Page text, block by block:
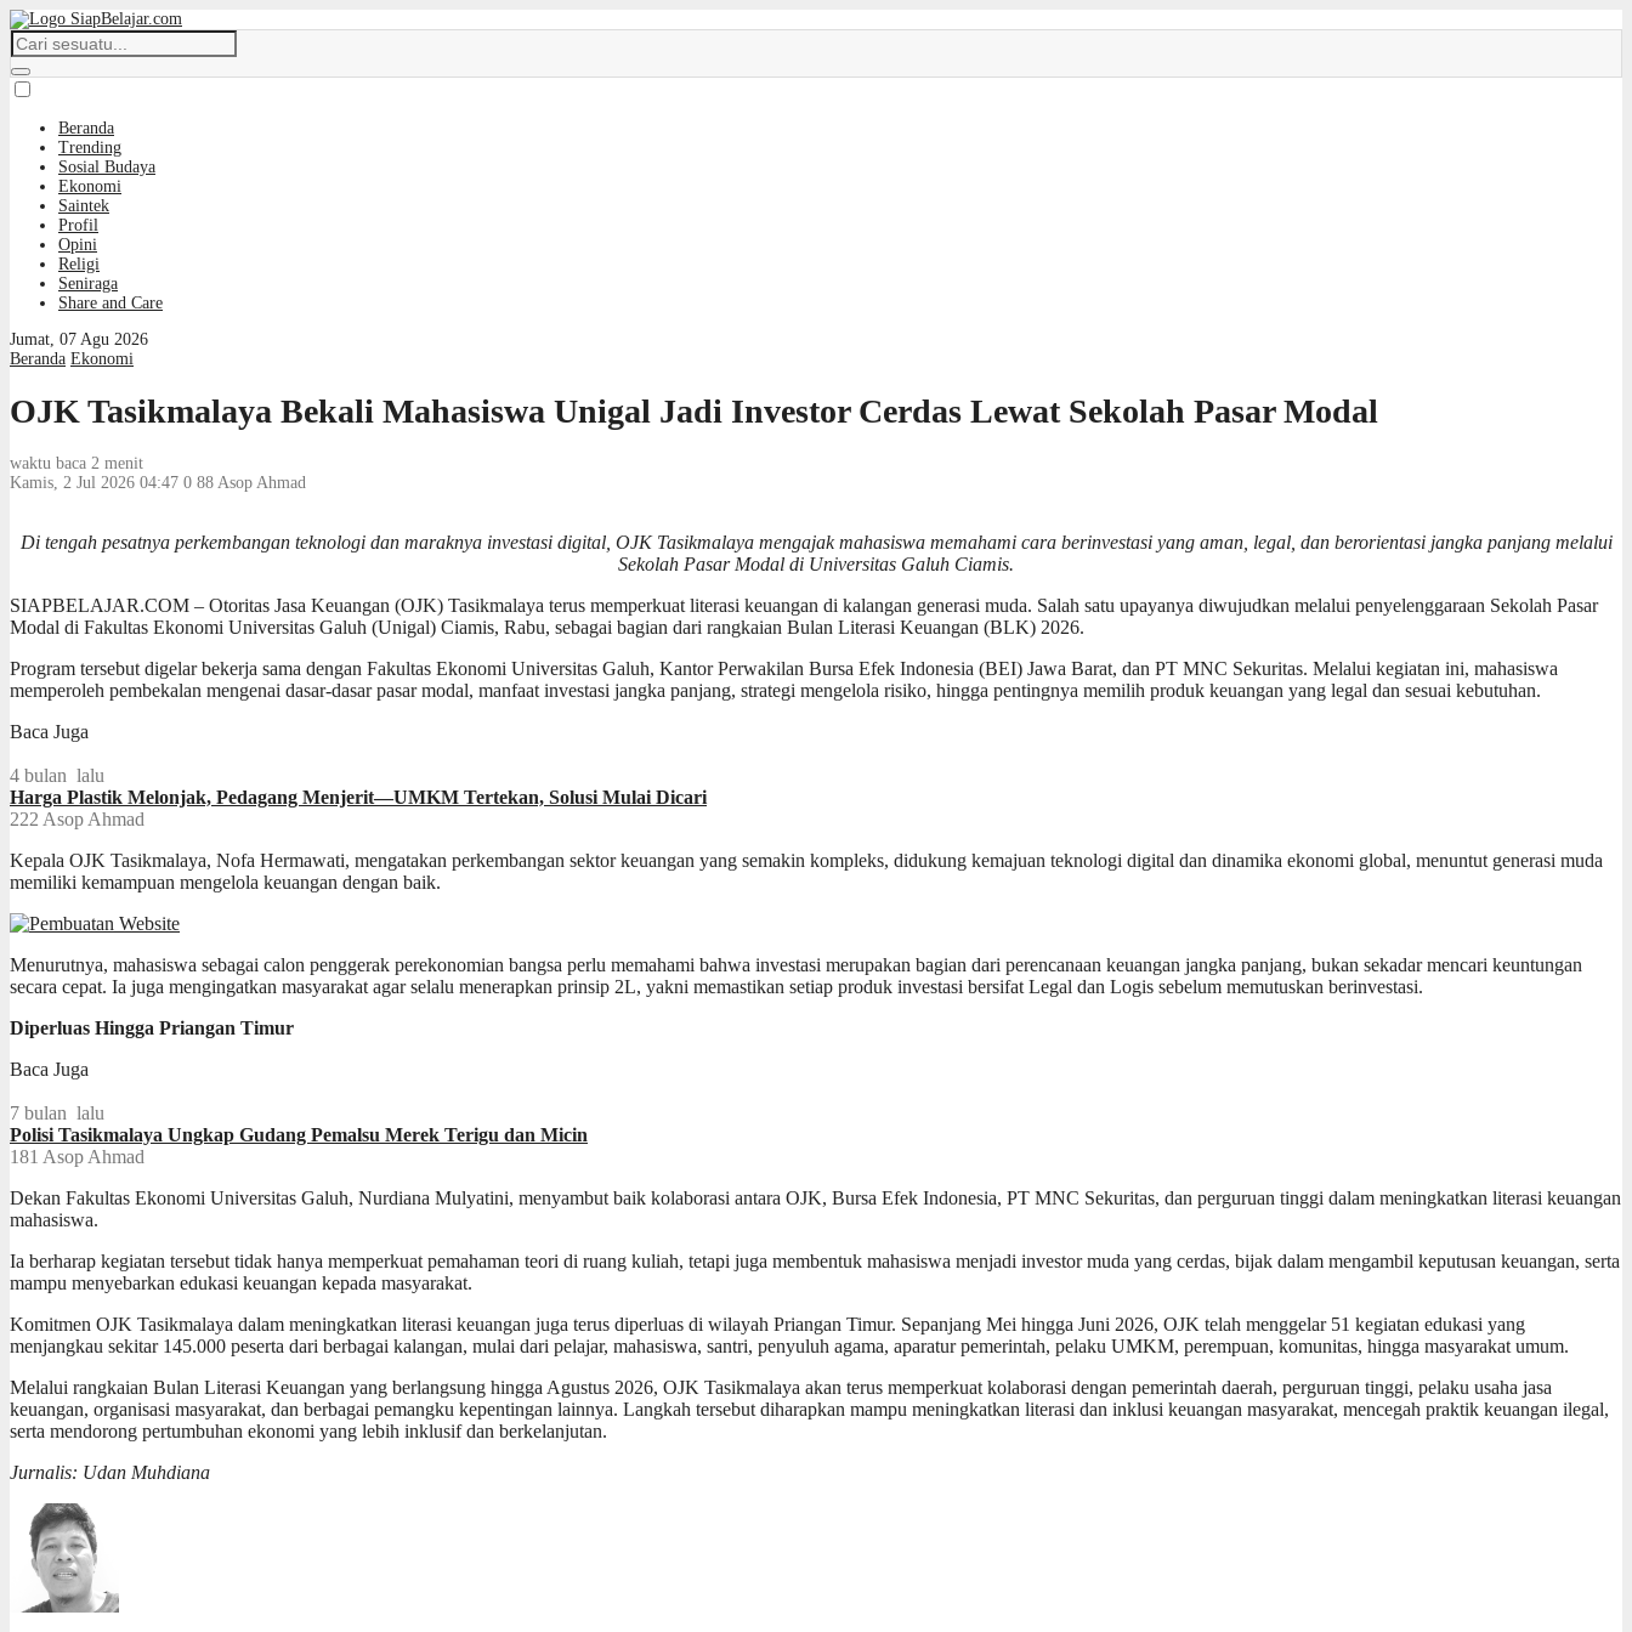
Beranda
Trending
Sosial Budaya
Ekonomi
Saintek
Profil
Opini
Religi
Seniraga
Share and Care
Jumat, 07 Agu 2026
Beranda Ekonomi
OJK Tasikmalaya Bekali Mahasiswa Unigal Jadi Investor Cerdas Lewat Sekolah Pasar Modal
waktu baca 2 menit
Kamis, 2 Jul 2026 04:47 0 88 Asop Ahmad
Di tengah pesatnya perkembangan teknologi dan maraknya investasi digital, OJK Tasikmalaya mengajak mahasiswa memahami cara berinvestasi yang aman, legal, dan berorientasi jangka panjang melalui
Sekolah Pasar Modal di Universitas Galuh Ciamis.
SIAPBELAJAR.COM – Otoritas Jasa Keuangan (OJK) Tasikmalaya terus memperkuat literasi keuangan di kalangan generasi muda. Salah satu upayanya diwujudkan melalui penyelenggaraan Sekolah Pasar
Modal di Fakultas Ekonomi Universitas Galuh (Unigal) Ciamis, Rabu, sebagai bagian dari rangkaian Bulan Literasi Keuangan (BLK) 2026.
Program tersebut digelar bekerja sama dengan Fakultas Ekonomi Universitas Galuh, Kantor Perwakilan Bursa Efek Indonesia (BEI) Jawa Barat, dan PT MNC Sekuritas. Melalui kegiatan ini, mahasiswa
memperoleh pembekalan mengenai dasar-dasar pasar modal, manfaat investasi jangka panjang, strategi mengelola risiko, hingga pentingnya memilih produk keuangan yang legal dan sesuai kebutuhan.
Baca Juga
4 bulan lalu
Harga Plastik Melonjak, Pedagang Menjerit—UMKM Tertekan, Solusi Mulai Dicari
222 Asop Ahmad
Kepala OJK Tasikmalaya, Nofa Hermawati, mengatakan perkembangan sektor keuangan yang semakin kompleks, didukung kemajuan teknologi digital dan dinamika ekonomi global, menuntut generasi muda
memiliki kemampuan mengelola keuangan dengan baik.
Menurutnya, mahasiswa sebagai calon penggerak perekonomian bangsa perlu memahami bahwa investasi merupakan bagian dari perencanaan keuangan jangka panjang, bukan sekadar mencari keuntungan
secara cepat. Ia juga mengingatkan masyarakat agar selalu menerapkan prinsip 2L, yakni memastikan setiap produk investasi bersifat Legal dan Logis sebelum memutuskan berinvestasi.
Diperluas Hingga Priangan Timur
Baca Juga
7 bulan lalu
Polisi Tasikmalaya Ungkap Gudang Pemalsu Merek Terigu dan Micin
181 Asop Ahmad
Dekan Fakultas Ekonomi Universitas Galuh, Nurdiana Mulyatini, menyambut baik kolaborasi antara OJK, Bursa Efek Indonesia, PT MNC Sekuritas, dan perguruan tinggi dalam meningkatkan literasi keuangan
mahasiswa.
Ia berharap kegiatan tersebut tidak hanya memperkuat pemahaman teori di ruang kuliah, tetapi juga membentuk mahasiswa menjadi investor muda yang cerdas, bijak dalam mengambil keputusan keuangan, serta
mampu menyebarkan edukasi keuangan kepada masyarakat.
Komitmen OJK Tasikmalaya dalam meningkatkan literasi keuangan juga terus diperluas di wilayah Priangan Timur. Sepanjang Mei hingga Juni 2026, OJK telah menggelar 51 kegiatan edukasi yang
menjangkau sekitar 145.000 peserta dari berbagai kalangan, mulai dari pelajar, mahasiswa, santri, penyuluh agama, aparatur pemerintah, pelaku UMKM, perempuan, komunitas, hingga masyarakat umum.
Melalui rangkaian Bulan Literasi Keuangan yang berlangsung hingga Agustus 2026, OJK Tasikmalaya akan terus memperkuat kolaborasi dengan pemerintah daerah, perguruan tinggi, pelaku usaha jasa
keuangan, organisasi masyarakat, dan berbagai pemangku kepentingan lainnya. Langkah tersebut diharapkan mampu meningkatkan literasi dan inklusi keuangan masyarakat, mencegah praktik keuangan ilegal,
serta mendorong pertumbuhan ekonomi yang lebih inklusif dan berkelanjutan.
Jurnalis: Udan Muhdiana